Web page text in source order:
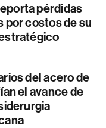
pérdidas
costos de su
del acero de
el avance de